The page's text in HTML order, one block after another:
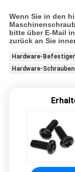
Wenn Sie in den
bitte über E-Mail
zurück an Sie
Hardware-Befestiger
Hardware-Schrauben